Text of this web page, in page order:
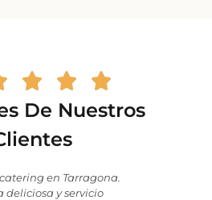
De Nuestros
en Tarragona.
deliciosa y servicio